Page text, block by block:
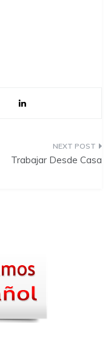
Trabajar Desde Casa